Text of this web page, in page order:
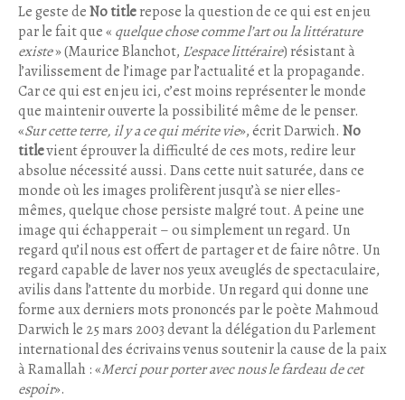
Le geste deNo titlerepose la question de ce qui est en jeu
par le fait que « quelque chose comme l’art ou la littérature
existe» (Maurice Blanchot, L’espace littéraire) résistant à
l’avilissement de l’image par l’actualité et la propagande.
Car ce qui est en jeu ici, c’est moins représenter le monde
que maintenir ouverte la possibilité même de le penser.
«Sur cette terre, il y a ce qui mérite vie», écrit Darwich. No
titlevient éprouver la difficulté de ces mots, redire leur
absolue nécessité aussi. Dans cette nuit saturée, dans ce
monde où les images prolifèrent jusqu’à se nier elles-
mêmes, quelque chose persiste malgré tout. A peine une
image qui échapperait – ou simplement un regard. Un
regard qu’il nous est offert de partager et de faire nôtre. Un
regard capable de laver nos yeux aveuglés de spectaculaire,
avilis dans l’attente du morbide. Un regard qui donne une
forme aux derniers mots prononcés par le poète Mahmoud
Darwich le 25 mars 2003 devant la délégation du Parlement
international des écrivains venus soutenir la cause de la paix
à Ramallah : «Merci pour porter avec nous le fardeau de cet
espoir».